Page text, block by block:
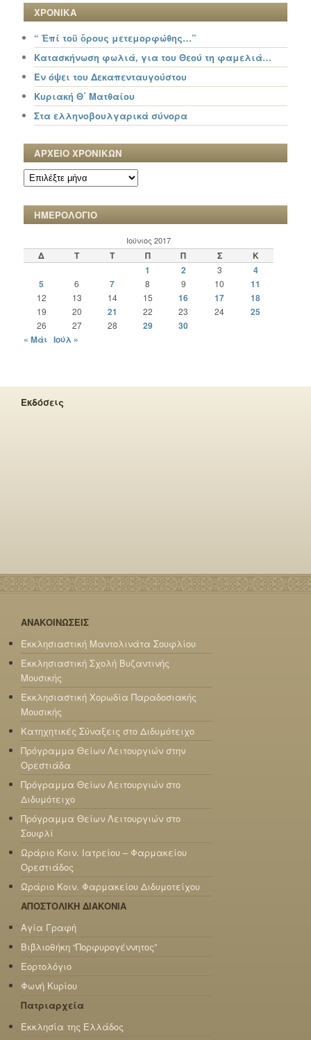
ΧΡΟΝΙΚΑ
“ Ἐπί τοῦ ὄρους μετεμορφώθης…”
Κατασκήνωση φωλιά, για του Θεού τη φαμελιά…
Εν όψει του Δεκαπενταυγούστου
Κυριακή Θ΄ Ματθαίου
Στα ελληνοβουλγαρικά σύνορα
ΑΡΧΕΙΟ ΧΡΟΝΙΚΩΝ
ΑΡΧΕΙΟ
ΧΡΟΝΙΚΩΝ
ΗΜΕΡΟΛΟΓΙΟ
Ιούνιος 2017
Δ Τ Τ Π Π Σ
Κ
1
2 3
4
5
6 7 8 9 10 11
12 13 14 15 16 17 18
19 20 21 22 23 24 25
26 27 28 29
30
« Μάι Ιούλ »
Εκδόσεις
ΑΝΑΚΟΙΝΩΣΕΙΣ
Εκκλησιαστική Μαντολινάτα Σουφλίου
Εκκλησιαστική Σχολή Βυζαντινής
Μουσικής
Εκκλησιαστική Χορωδία Παραδοσιακής
Μουσικής
Κατηχητικές Σύναξεις στο Διδυμότειχο
Πρόγραμμα Θείων Λειτουργιών στην
Ορεστιάδα
Πρόγραμμα Θείων Λειτουργιών στο
Διδυμότειχο
Πρόγραμμα Θείων Λειτουργιών στο
Σουφλί
Ωράριο Κοιν. Ιατρείου – Φαρμακείου
Ορεστιάδος
Ωράριο Κοιν. Φαρμακείου Διδυμοτείχου
ΑΠΟΣΤΟΛΙΚΗ ΔΙΑΚΟΝΙΑ
Αγία Γραφή
Βιβλιοθήκη “Πορφυρογέννητος”
Εορτολόγιο
Φωνή Κυρίου
Πατριαρχεία
Εκκλησία της Ελλάδος